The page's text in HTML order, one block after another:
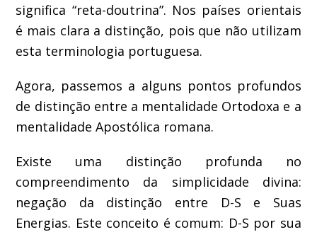
significa “reta-doutrina”. Nos países orientais
é mais clara a distinção, pois que não utilizam
esta terminologia portuguesa.
Agora, passemos a alguns pontos profundos
de distinção entre a mentalidade Ortodoxa e a
mentalidade Apostólica romana.
Existe uma distinção profunda no
compreendimento da simplicidade divina:
negação da distinção entre D-S e Suas
Energias. Este conceito é comum: D-S por sua